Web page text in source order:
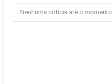
Nenhuma notícia até o momento